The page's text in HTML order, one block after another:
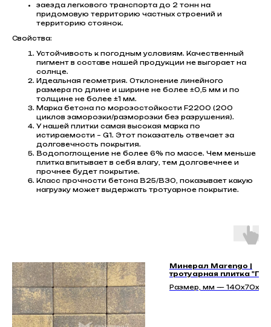
заезда легкового транспорта до 2 тонн на
придомовую территорию частных строений и
территорию стоянок.
Свойства:
Устойчивость к погодным условиям. Качественный
пигмент в составе нашей продукции не выгорает на
солнце.
Идеальная геометрия. Отклонение линейного
размера по длине и ширине не более ±0,5 мм и по
толщине не более ±1 мм.
Марка бетона по морозостойкости F2200 (200
циклов заморозки/разморозки без разрушения).
У нашей плитки самая высокая марка по
истираемости – G1. Этот показатель отвечает за
долговечность покрытия.
Водопоглощение не более 6% по массе. Чем меньше
плитка впитывает в себя влагу, тем долговечнее и
прочнее будет покрытие.
Класс прочности бетона В25/В30, показывает какую
нагрузку может выдержать тротуарное покрытие.
Минерал Marengo |
тротуарная плитка
Размер, мм —